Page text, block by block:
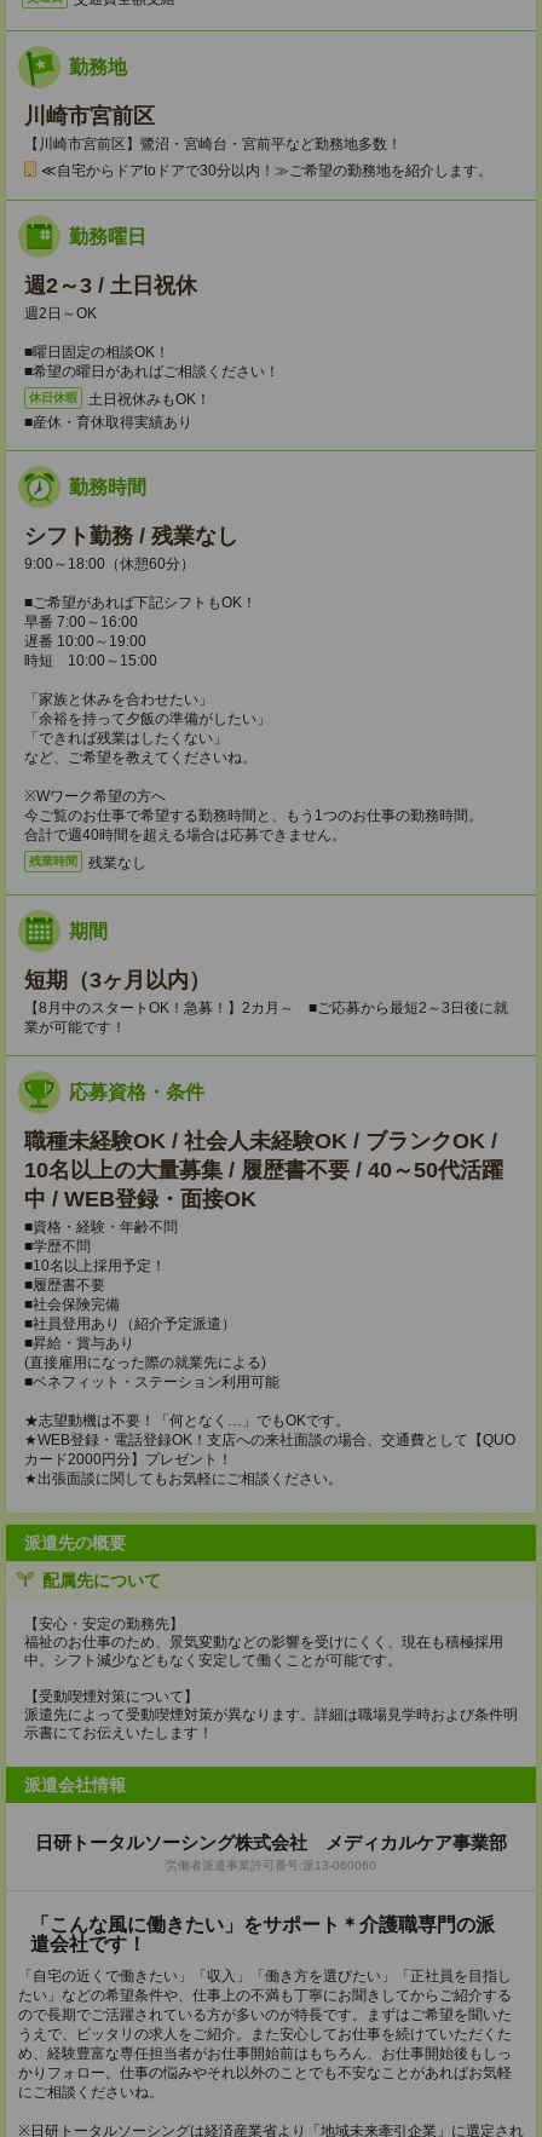
勤務地
川崎市宮前区
【川崎市宮前区】鷺沼・宮崎台・宮前平など勤務地多数！
≪自宅からドアtoドアで30分以内！≫ご希望の勤務地を紹介します。
勤務曜日
週2～3 / 土日祝休
週2日～OK
■曜日固定の相談OK！
■希望の曜日があればご相談ください！
休日休暇
土日祝休みもOK！
■産休・育休取得実績あり
勤務時間
シフト勤務 / 残業なし
9:00～18:00（休憩60分）
■ご希望があれば下記シフトもOK！
早番 7:00～16:00
遅番 10:00～19:00
時短 10:00～15:00
「家族と休みを合わせたい」
「余裕を持って夕飯の準備がしたい」
「できれば残業はしたくない」
など、ご希望を教えてくださいね。
※Wワーク希望の方へ
今ご覧のお仕事で希望する勤務時間と、もう1つのお仕事の勤務時間。
合計で週40時間を超える場合は応募できません。
残業時間 残業なし
期間
短期（3ヶ月以内）
【8月中のスタートOK！急募！】2カ月～ ■ご応募から最短2～3日後に就
業が可能です！
応募資格・条件
職種未経験OK / 社会人未経験OK / ブランクOK /
10名以上の大量募集 / 履歴書不要 / 40～50代活躍
中 / WEB登録・面接OK
■資格・経験・年齢不問
■学歴不問
■10名以上採用予定！
■履歴書不要
■社会保険完備
■社員登用あり（紹介予定派遣）
■昇給・賞与あり
(直接雇用になった際の就業先による)
■ベネフィット・ステーション利用可能
★志望動機は不要！「何となく…」でもOKです。
★WEB登録・電話登録OK！支店への来社面談の場合、交通費として【QUO
カード2000円分】プレゼント！
★出張面談に関してもお気軽にご相談ください。
派遣先の概要
配属先について
【安心・安定の勤務先】
福祉のお仕事のため、景気変動などの影響を受けにくく、現在も積極採用
中。シフト減少などもなく安定して働くことが可能です。
【受動喫煙対策について】
派遣先によって受動喫煙対策が異なります。詳細は職場見学時および条件明
示書にてお伝えいたします！
派遣会社情報
日研トータルソーシング株式会社 メディカルケア事業部
労働者派遣事業許可番号:派13-060060
「こんな風に働きたい」をサポート＊介護職専門の派
遣会社です！
「自宅の近くで働きたい」「収入」「働き方を選びたい」「正社員を目指し
たい」などの希望条件や、仕事上の不満も丁寧にお聞きしてからご紹介する
ので長期でご活躍されている方が多いのが特長です。まずはご希望を聞いた
うえで、ピッタリの求人をご紹介。また安心してお仕事を続けていただくた
め、経験豊富な専任担当者がお仕事開始前はもちろん、お仕事開始後もしっ
かりフォロー。仕事の悩みやそれ以外のことでも不安なことがあればお気軽
にご相談くださいね。
※日研トータルソーシングは経済産業省より「地域未来牽引企業」に選定され